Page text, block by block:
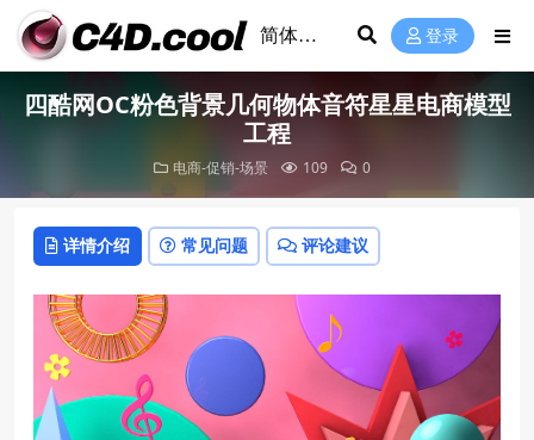
登录
四酷网OC粉色背景几何物体音符星星电商模型
工程
电商-促销-场景 109 0
详情介绍 常见问题 评论建议